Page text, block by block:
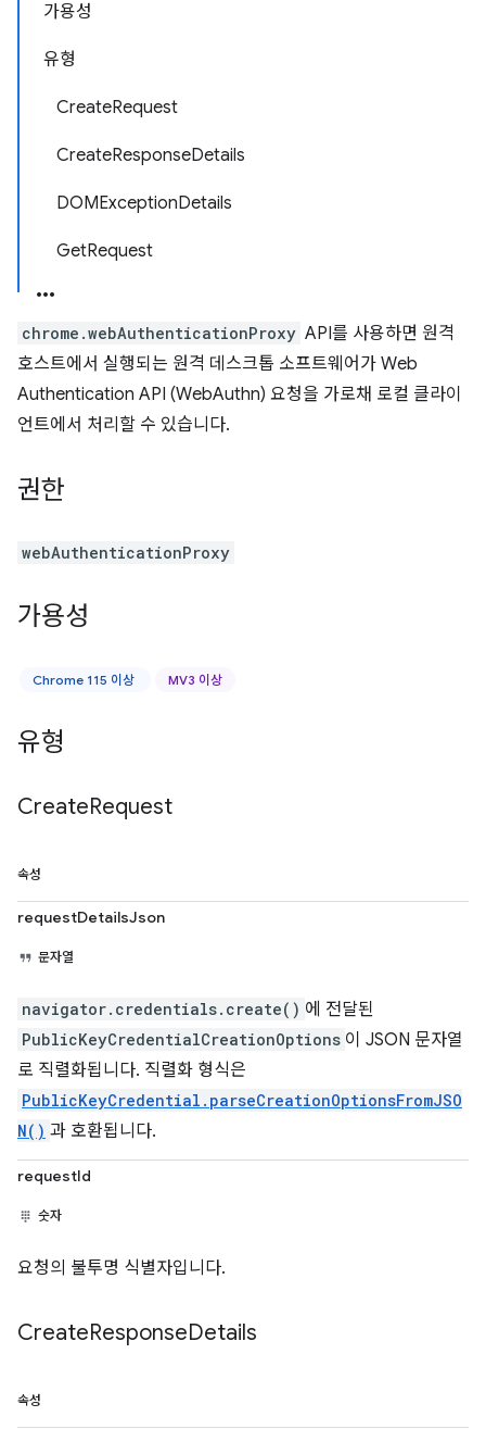
가용성
유형
CreateRequest
CreateResponseDetails
DOMExceptionDetails
GetRequest
chrome.webAuthenticationProxy API를 사용하면 원격
호스트에서 실행되는 원격 데스크톱 소프트웨어가 Web
Authentication API (WebAuthn) 요청을 가로채 로컬 클라이
언트에서 처리할 수 있습니다.
권한
webAuthenticationProxy
가용성
Chrome 115 이상 MV3 이상
유형
CreateRequest
속성
requestDetailsJson
문자열
navigator.credentials.create() 에 전달된
PublicKeyCredentialCreationOptions 이 JSON 문자열
로 직렬화됩니다. 직렬화 형식은
PublicKeyCredential.parseCreationOptionsFromJSO
N() 과 호환됩니다.
requestId
숫자
요청의 불투명 식별자입니다.
CreateResponseDetails
속성